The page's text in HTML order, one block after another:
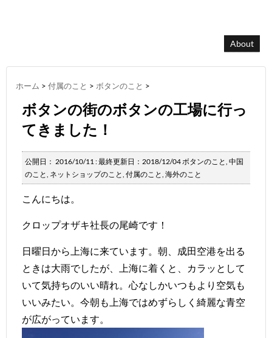
About
ホーム > 付属のこと > ボタンのこと >
ボタンの街のボタンの工場に行っ
てきました！
公開日： 2016/10/11: 最終更新日：2018/12/04ボタンのこと, 中国
のこと, ネットショップのこと, 付属のこと, 海外のこと
こんにちは。
クロップオザキ社長の尾崎です！
日曜日から上海に来ています。朝、成田空港を出る
ときは大雨でしたが、上海に着くと、カラッとして
いて気持ちのいい晴れ。心なしかいつもより空気も
いいみたい。今朝も上海ではめずらしく綺麗な青空
が広がっています。